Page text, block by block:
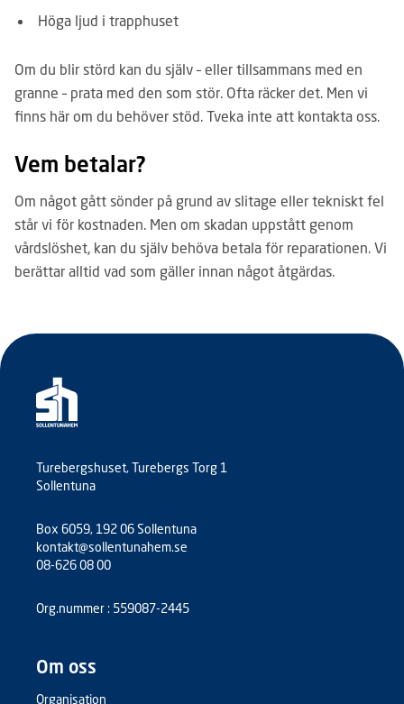
Höga ljud i trapphuset
Om du blir störd kan du själv – eller tillsammans med en
granne – prata med den som stör. Ofta räcker det. Men vi
finns här om du behöver stöd. Tveka inte att kontakta oss.
Vem betalar?
Om något gått sönder på grund av slitage eller tekniskt fel
står vi för kostnaden. Men om skadan uppstått genom
vårdslöshet, kan du själv behöva betala för reparationen. Vi
berättar alltid vad som gäller innan något åtgärdas.
Turebergshuset, Turebergs Torg 1
Sollentuna
Box 6059, 192 06 Sollentuna
kontakt@sollentunahem.se
08-626 08 00
Org.nummer : 559087-2445
Om oss
Organisation